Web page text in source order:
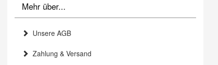
Mehr über...
Unsere AGB
Zahlung & Versand